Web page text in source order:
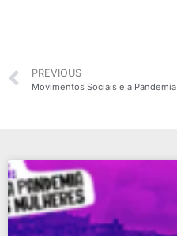
PREVIOUS
Movimentos Sociais e a Pandemia